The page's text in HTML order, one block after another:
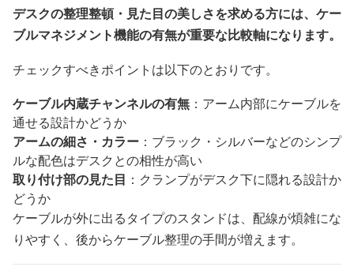
デスクの整理整頓・見た目の美しさを求める方には、ケー
ブルマネジメント機能の有無が重要な比較軸になります。
チェックすべきポイントは以下のとおりです。
ケーブル内蔵チャンネルの有無 ：アーム内部にケーブルを
通せる設計かどうか
アームの細さ・カラー ：ブラック・シルバーなどのシンプ
ルな配色はデスクとの相性が高い
取り付け部の見た目 ：クランプがデスク下に隠れる設計か
どうか
ケーブルが外に出るタイプのスタンドは、配線が煩雑にな
りやすく、後からケーブル整理の手間が増えます。